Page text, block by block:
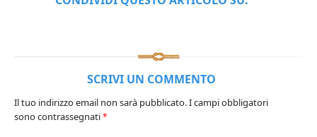
SCRIVI UN COMMENTO
Il tuo indirizzo email non sarà pubblicato.I campi obbligatori
sono contrassegnati*